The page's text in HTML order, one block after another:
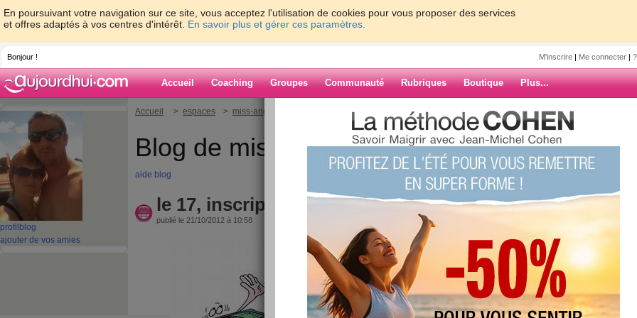
En poursuivant votre navigation sur ce site, vous acceptez l'utilisation de cookies pour vous proposer des services
et offres adaptés à vos centres d'intérêt. En savoir plus et gérer ces paramètres.
Bonjour ! M'inscrire | Me connecter |
Accueil Coaching Groupes Communauté Rubriques Boutique Plus...
profil blog
ajouter de vos amies
Accueil > espaces > miss-angie-nyx > le 17, inscription à WW
Blog de miss-angie-nyx
aide blog
le 17, inscription à WW
publié le 21/10/2012 à 10:58
ARCHIVES